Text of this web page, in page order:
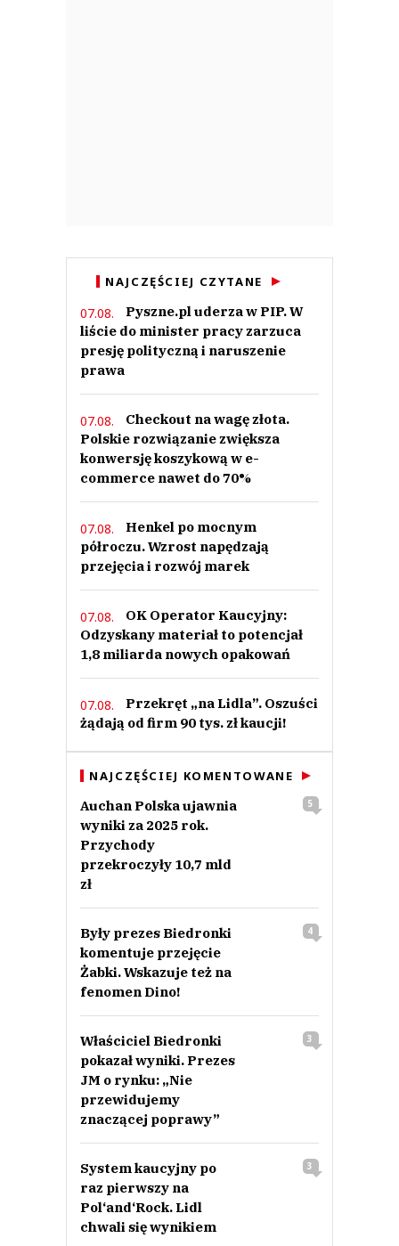
NAJCZĘŚCIEJ CZYTANE
07.08.
Pyszne.pl uderza w PIP. W
liście do minister pracy zarzuca
presję polityczną i naruszenie
prawa
07.08.
Checkout na wagę złota.
Polskie rozwiązanie zwiększa
konwersję koszykową w e-
commerce nawet do 70%
07.08.
Henkel po mocnym
półroczu. Wzrost napędzają
przejęcia i rozwój marek
07.08.
OK Operator Kaucyjny:
Odzyskany materiał to potencjał
1,8 miliarda nowych opakowań
07.08.
Przekręt „na Lidla”. Oszuści
żądają od firm 90 tys. zł kaucji!
NAJCZĘŚCIEJ KOMENTOWANE
Auchan Polska ujawnia
wyniki za 2025 rok.
Przychody
przekroczyły 10,7 mld
zł
5
Były prezes Biedronki
komentuje przejęcie
Żabki. Wskazuje też na
fenomen Dino!
4
Właściciel Biedronki
pokazał wyniki. Prezes
JM o rynku: „Nie
przewidujemy
znaczącej poprawy”
3
System kaucyjny po
raz pierwszy na
Pol‘and‘Rock. Lidl
chwali się wynikiem
3